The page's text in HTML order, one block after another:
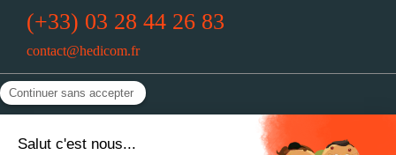
(+33) 03 28 44 26 83
contact@hedicom.fr
Nous trouver
59190 Hazebrouck